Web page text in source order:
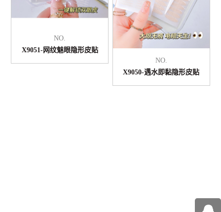
NO.
X9051-网纹魅眼隐形皮贴
NO.
X9050-遇水即黏隐形皮贴